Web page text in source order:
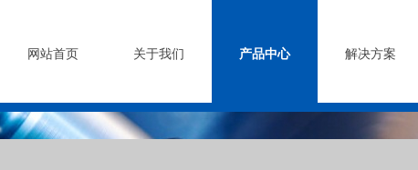
网站首页 关于我们 产品中心 解决方案